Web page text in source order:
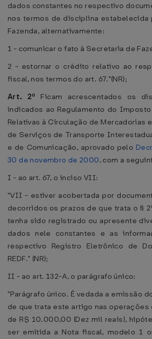
dados constantes no respectivo
nos termos de disciplina estabelecida
Fazenda, alternativamente:
1 - comunicar o fato à Secretaria de
2 - estornar o crédito relativo ao
fiscal, nos termos do art. 67."(NR);
Art. 2º Ficam acrescentados os
indicados ao Regulamento do
Relativas à Circulação de Mercadorias
de Serviços de Transporte
e de Comunicação, aprovado pelo
30 de novembro de 2000, com a
I - ao art. 67, o inciso VII:
"VII - estiver acobertada por
decorridos os prazos de que trata o §
tenha sido registrado ou apresente
dados nele constantes e as
respectivo Registro Eletrônico de
REDF." (NR);
II - ao art. 132-A, o parágrafo único:
"Parágrafo único. É vedada a emissão
de que trata este artigo nas operações
de R$ 10.000,00 (Dez mil reais),
ser emitida a Nota fiscal, modelo 1